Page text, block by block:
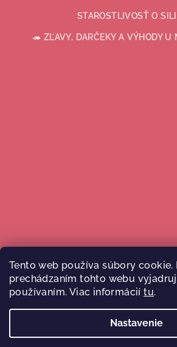
Tento web používa súbory cookie.
prechádzaním tohto webu
používaním. Viac informáciítu.
Nastavenie
STAROSTLIVOSŤ O
🦔 ZĽAVY, DARČEKY A VÝHODY U
Sledovať na Instagrame